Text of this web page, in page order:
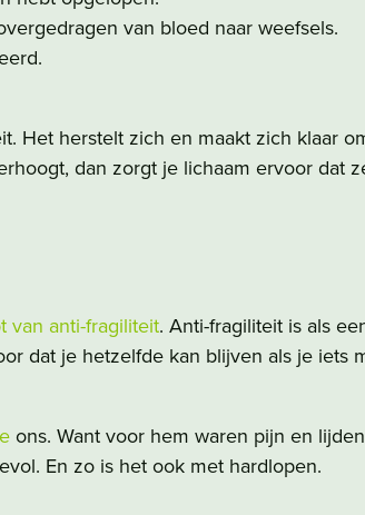
van bloed naar weefsels.
Het herstelt zich en maakt zich klaar
dan zorgt je lichaam ervoor dat
van anti-fragiliteit. Anti-fragiliteit is als
dat je hetzelfde kan blijven als je iets
ons. Want voor hem waren pijn en
En zo is het ook met hardlopen.